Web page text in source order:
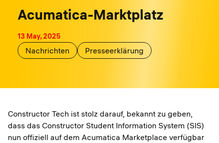
Acumatica-Marktplatz
13 May, 2025
Nachrichten Presseerklärung
Constructor Tech ist stolz darauf, bekannt zu geben,
dass das Constructor Student Information System (SIS)
nun offiziell auf dem Acumatica Marketplace verfügbar